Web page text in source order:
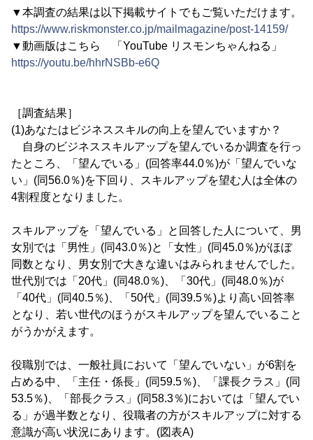
▼本調査の結果は以下掲載サイトでもご覧いただけます。
https://www.riskmonster.co.jp/mailmagazine/post-14159/
▼動画版はこちら 「YouTube リスモンちゃんねる」
https://youtu.be/hhrNSBb-e6Q
［調査結果］
(1)あなたはビジネススキルの向上を望んでいますか？
自身のビジネススキルアップを望んでいるか調査を行っ
たところ、「望んでいる」(回答率44.0％)が「望んでいな
い」(同56.0％)を下回り、スキルアップを望む人は全体の
4割程度となりました。
スキルアップを「望んでいる」と回答した人について、男
女別では「男性」(同43.0％)と「女性」(同45.0％)がほぼ
同数となり、男女別で大きな違いはみられませんでした。
世代別では「20代」(同48.0％)、「30代」(同48.0％)が
「40代」(同40.5％)、「50代」(同39.5％)より高い回答率
となり、若い世代のほうがスキルアップを望んでいること
がうかがえます。
役職別では、一般社員において「望んでいない」が6割を
占める中、「主任・係長」(同59.5％)、「課長クラス」(同
53.5％)、「部長クラス」(同58.3％)においては「望んでい
る」が過半数となり、役職者の方がスキルアップに対する
意識が高い状況にあります。(図表A)